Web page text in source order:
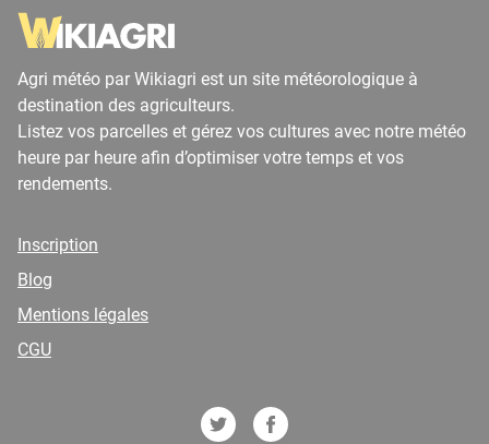
Agri météo par Wikiagri est un site météorologique à
destination des agriculteurs.
Listez vos parcelles et gérez vos cultures avec notre météo
heure par heure afin d’optimiser votre temps et vos
rendements.
Inscription
Blog
Mentions légales
CGU